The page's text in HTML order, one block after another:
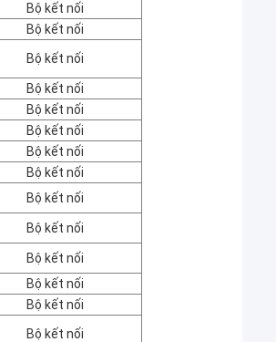
Bộ kết nối
Bộ kết nối
Bộ kết nối
Bộ kết nối
Bộ kết nối
Bộ kết nối
Bộ kết nối
Bộ kết nối
Bộ kết nối
Bộ kết nối
Bộ kết nối
Bộ kết nối
Bộ kết nối
Bộ kết nối